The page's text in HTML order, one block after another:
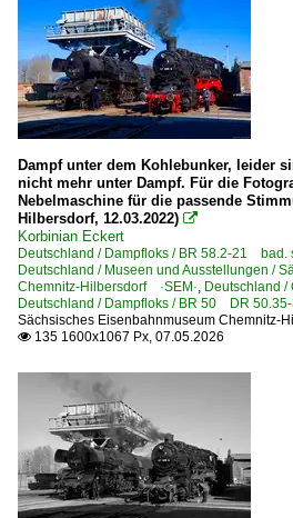
Dampf unter dem Kohlebunker, leider
nicht mehr unter Dampf. Für die
Nebelmaschine für die passende
Hilbersdorf, 12.03.2022) 
Korbinian Eckert
Deutschland / Dampfloks / BR 58.2-21 bad.
Deutschland / Museen und Ausstellungen /
Chemnitz-Hilbersdorf ·SEM·, Deutschland /
Deutschland / Dampfloks / BR 50 DR
Sächsisches Eisenbahnmuseum Chemnitz-
 135 1600x1067 Px, 07.05.2026